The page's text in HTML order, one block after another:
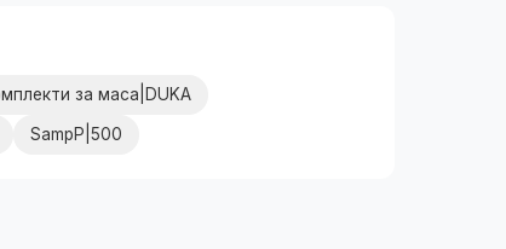
за маса|DUKA
SampP|500